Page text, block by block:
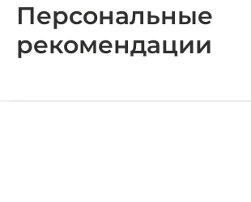
Персональные
рекомендации